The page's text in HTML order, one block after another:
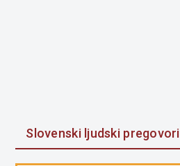
Slovenski ljudski pregovori